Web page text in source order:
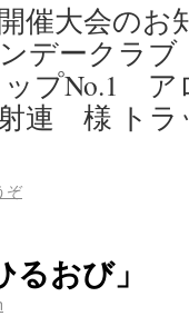
催大会の
デークラ
プNo.1
連 様 ト
ぞ
おび」